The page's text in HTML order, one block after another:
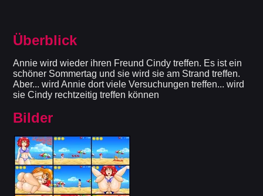
Überblick
Annie wird wieder ihren Freund Cindy treffen. Es ist ein
schöner Sommertag und sie wird sie am Strand treffen.
Aber... wird Annie dort viele Versuchungen treffen... wird
sie Cindy rechtzeitig treffen können
Bilder